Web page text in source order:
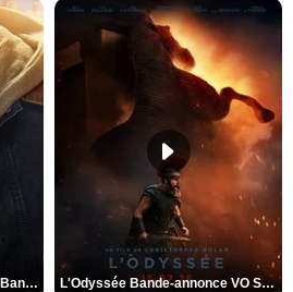
Spider-Man: Brand New Day Bande-annonce VO STFR L'Odyssée Bande-annonce VO STFR